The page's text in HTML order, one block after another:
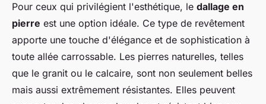
Pour ceux qui privilégient l'esthétique, le dallage en
pierre est une option idéale. Ce type de revêtement
apporte une touche d'élégance et de sophistication à
toute allée carrossable. Les pierres naturelles, telles
que le granit ou le calcaire, sont non seulement belles
mais aussi extrêmement résistantes. Elles peuvent